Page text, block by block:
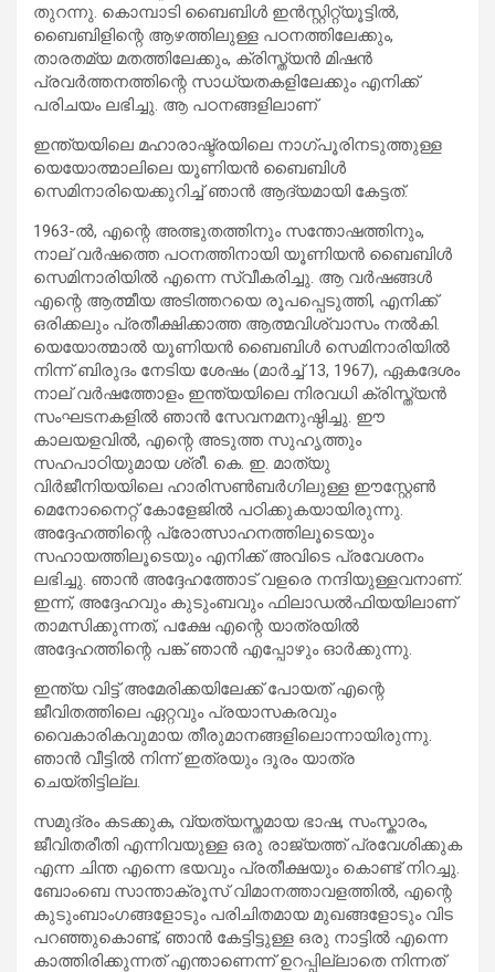
തുറന്നു. കൊമ്പാടി ബൈബിൾ ഇൻസ്റ്റിറ്റ്യൂട്ടിൽ,
ബൈബിളിന്റെ ആഴത്തിലുള്ള പഠനത്തിലേക്കും,
താരതമ്യ മതത്തിലേക്കും, ക്രിസ്ത്യൻ മിഷൻ
പ്രവർത്തനത്തിന്റെ സാധ്യതകളിലേക്കും എനിക്ക്
പരിചയം ലഭിച്ചു. ആ പഠനങ്ങളിലാണ്
ഇന്ത്യയിലെ മഹാരാഷ്ട്രയിലെ നാഗ്പൂരിനടുത്തുള്ള
യെയോത്മാലിലെ യൂണിയൻ ബൈബിൾ
സെമിനാരിയെക്കുറിച്ച് ഞാൻ ആദ്യമായി കേട്ടത്.
1963-ൽ, എന്റെ അത്ഭുതത്തിനും സന്തോഷത്തിനും,
നാല് വർഷത്തെ പഠനത്തിനായി യൂണിയൻ ബൈബിൾ
സെമിനാരിയിൽ എന്നെ സ്വീകരിച്ചു. ആ വർഷങ്ങൾ
എന്റെ ആത്മീയ അടിത്തറയെ രൂപപ്പെടുത്തി, എനിക്ക്
ഒരിക്കലും പ്രതീക്ഷിക്കാത്ത ആത്മവിശ്വാസം നൽകി.
യെയോത്മാൽ യൂണിയൻ ബൈബിൾ സെമിനാരിയിൽ
നിന്ന് ബിരുദം നേടിയ ശേഷം (മാർച്ച് 13, 1967), ഏകദേശം
നാല് വർഷത്തോളം ഇന്ത്യയിലെ നിരവധി ക്രിസ്ത്യൻ
സംഘടനകളിൽ ഞാൻ സേവനമനുഷ്ഠിച്ചു. ഈ
കാലയളവിൽ, എന്റെ അടുത്ത സുഹൃത്തും
സഹപാഠിയുമായ ശ്രീ. കെ. ഇ. മാത്യു
വിർജീനിയയിലെ ഹാരിസൺബർഗിലുള്ള ഈസ്റ്റേൺ
മെനോനൈറ്റ് കോളേജിൽ പഠിക്കുകയായിരുന്നു.
അദ്ദേഹത്തിന്റെ പ്രോത്സാഹനത്തിലൂടെയും
സഹായത്തിലൂടെയും എനിക്ക് അവിടെ പ്രവേശനം
ലഭിച്ചു. ഞാൻ അദ്ദേഹത്തോട് വളരെ നന്ദിയുള്ളവനാണ്.
ഇന്ന്, അദ്ദേഹവും കുടുംബവും ഫിലാഡൽഫിയയിലാണ്
താമസിക്കുന്നത്, പക്ഷേ എന്റെ യാത്രയിൽ
അദ്ദേഹത്തിന്റെ പങ്ക് ഞാൻ എപ്പോഴും ഓർക്കുന്നു.
ഇന്ത്യ വിട്ട് അമേരിക്കയിലേക്ക് പോയത് എന്റെ
ജീവിതത്തിലെ ഏറ്റവും പ്രയാസകരവും
വൈകാരികവുമായ തീരുമാനങ്ങളിലൊന്നായിരുന്നു.
ഞാൻ വീട്ടിൽ നിന്ന് ഇത്രയും ദൂരം യാത്ര
ചെയ്തിട്ടില്ല.
സമുദ്രം കടക്കുക, വ്യത്യസ്തമായ ഭാഷ, സംസ്കാരം,
ജീവിതരീതി എന്നിവയുള്ള ഒരു രാജ്യത്ത് പ്രവേശിക്കുക
എന്ന ചിന്ത എന്നെ ഭയവും പ്രതീക്ഷയും കൊണ്ട് നിറച്ചു.
ബോംബെ സാന്താക്രൂസ് വിമാനത്താവളത്തിൽ, എന്റെ
കുടുംബാംഗങ്ങളോടും പരിചിതമായ മുഖങ്ങളോടും വിട
പറഞ്ഞുകൊണ്ട്, ഞാൻ കേട്ടിട്ടുള്ള ഒരു നാട്ടിൽ എന്നെ
കാത്തിരിക്കുന്നത് എന്താണെന്ന് ഉറപ്പില്ലാതെ നിന്നത്